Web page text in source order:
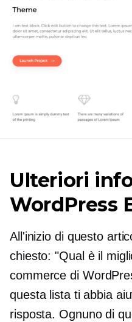
Ulteriori
WordPress
All'inizio di questo
chiesto: "Qual è il
commerce di
questa lista ti abbia
risposta. Ognuno di